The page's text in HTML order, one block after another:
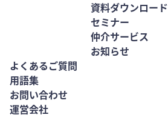
資料ダウンロード
セミナー
仲介サービス
お知らせ
よくあるご質問
用語集
お問い合わせ
運営会社